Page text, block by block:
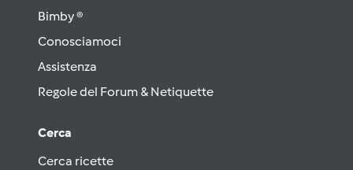
Bimby ®
Conosciamoci
Assistenza
Regole del Forum & Netiquette
Cerca
Cerca ricette